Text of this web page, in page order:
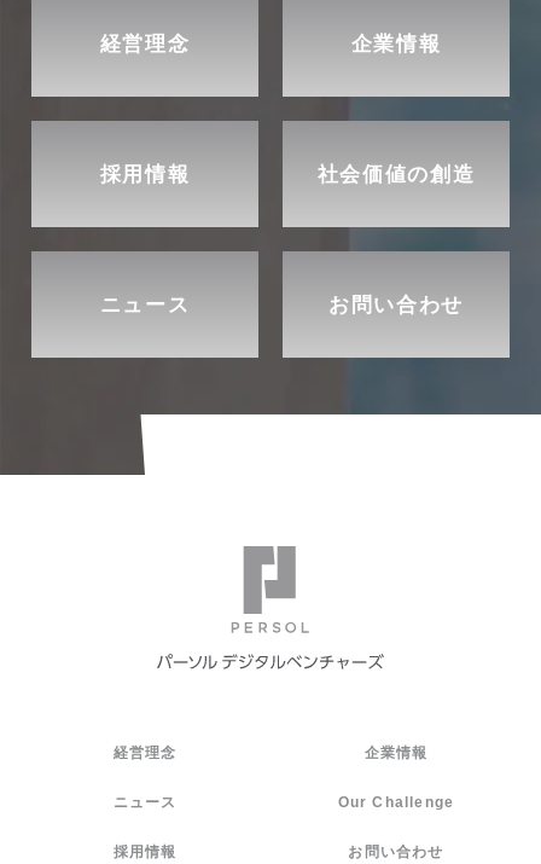
経営理念 企業情報
採用情報 社会価値の創造
ニュース お問い合わせ
経営理念 企業情報
ニュース Our Challenge
採用情報 お問い合わせ